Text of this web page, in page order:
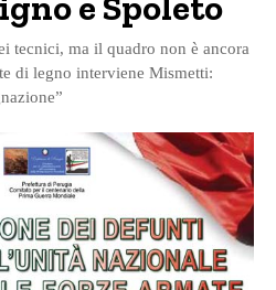
tecnici, ma il quadro non è ancora
di legno interviene Mismetti: